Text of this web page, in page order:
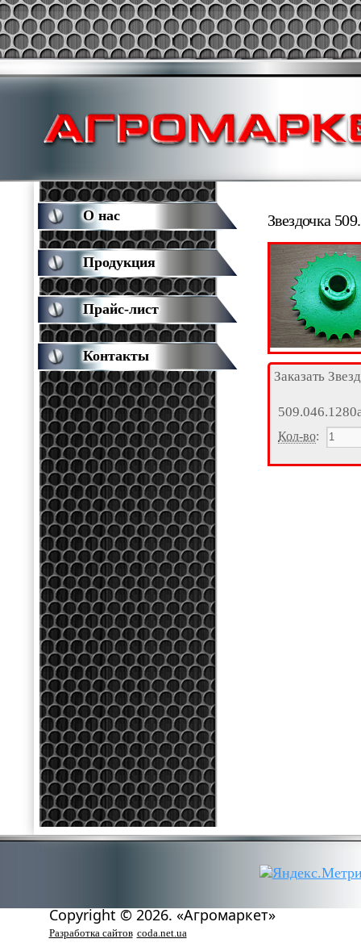
Звездочка
Заказать
Кол-во:
О нас
Продукция
Прайс-лист
Контакты
Copyright © 2026. «Агромаркет»
Разработка сайтов coda.net.ua